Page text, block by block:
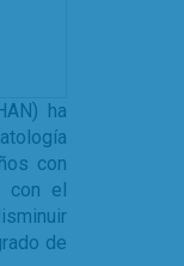
ha
con
con el
de